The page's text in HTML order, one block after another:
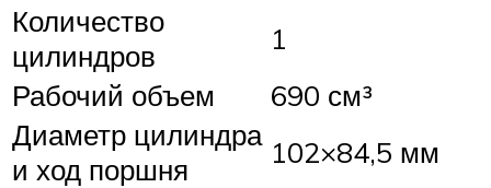
Количество
цилиндров
1
Рабочий объем
690 см³
Диаметр цилиндра
и ход поршня
102×84,5 мм